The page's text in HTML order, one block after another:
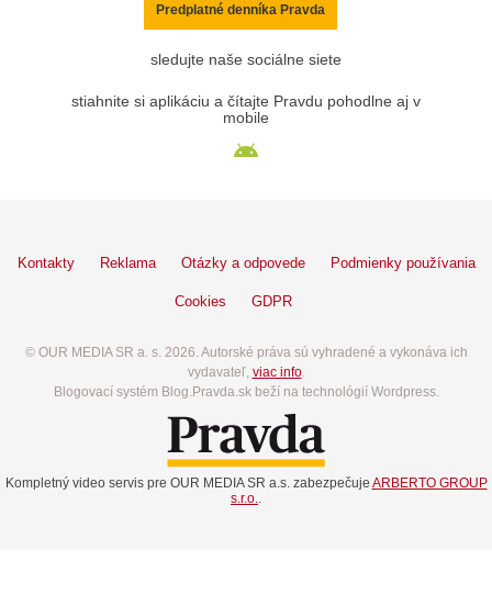
Predplatné denníka Pravda
sledujte naše sociálne siete
stiahnite si aplikáciu a čítajte Pravdu pohodlne aj v
mobile
Kontakty Reklama Otázky a odpovede Podmienky používania
Cookies GDPR
© OUR MEDIA SR a. s. 2026. Autorské práva sú vyhradené a vykonáva ich
vydavateľ, viac info.
Blogovací systém Blog.Pravda.sk beží na technológií Wordpress.
Kompletný video servis pre OUR MEDIA SR a.s. zabezpečuje ARBERTO GROUP
s.r.o..